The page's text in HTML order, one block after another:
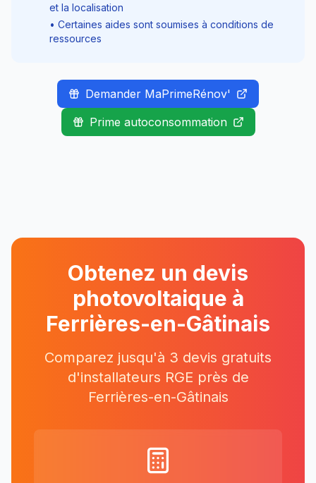
et la localisation
• Certaines aides sont soumises à conditions de
ressources
Demander MaPrimeRénov'
Prime autoconsommation
Obtenez un devis
photovoltaique à
Ferrières-en-Gâtinais
Comparez jusqu'à 3 devis gratuits
d'installateurs RGE près de
Ferrières-en-Gâtinais